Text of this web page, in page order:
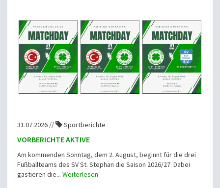
31.07.2026 // Sportberichte
VORBERICHTE AKTIVE
Am kommenden Sonntag, dem 2. August, beginnt für die drei
Fußballteams des SV St. Stephan die Saison 2026/27. Dabei
gastieren die... Weiterlesen